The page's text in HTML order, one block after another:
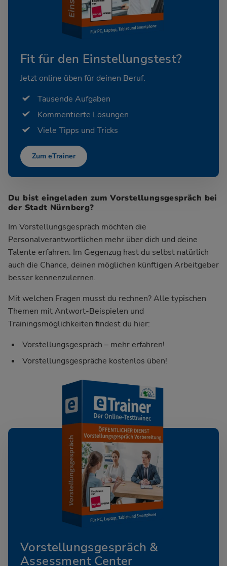
Fit für den Einstellungstest?
Jetzt online üben für deinen Beruf.
Tausende Aufgaben
Kommentierte Lösungen
Viele Tipps und Tricks
Zum eTrainer
Du bist eingeladen zum Vorstellungsgespräch bei
der Stadt Nürnberg?
Im Vorstellungsgespräch möchten die
Personalverantwortlichen mehr über dich und deine
Talente erfahren. Im Gegenzug hast du selbst natürlich
auch die Chance, deinen möglichen künftigen Arbeitgeber
besser kennenzulernen.
Mit welchen Fragen musst du rechnen? Alle typischen
Themen mit Antwort-Beispielen und
Trainingsmöglichkeiten findest du hier:
Vorstellungsgespräch – mehr erfahren!
Vorstellungsgespräche kostenlos üben!
Vorstellungsgespräch &
Assessment Center